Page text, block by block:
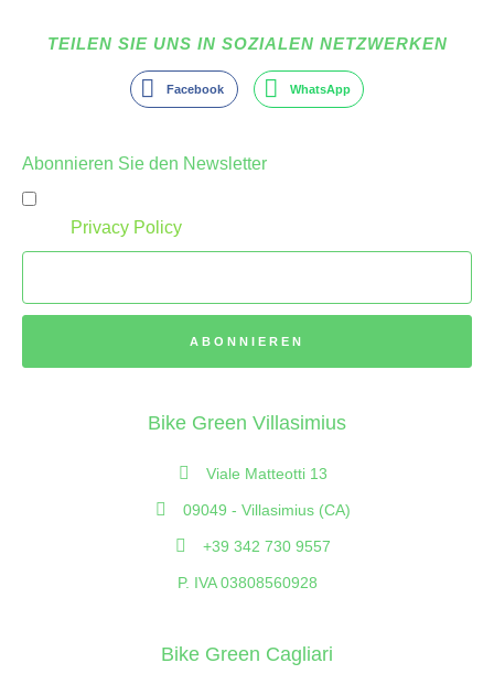
TEILEN SIE UNS IN SOZIALEN NETZWERKEN
Facebook WhatsApp
Abonnieren Sie den Newsletter
Privacy Policy
ABONNIEREN
Bike Green Villasimius
Viale Matteotti 13
09049 - Villasimius (CA)
+39 342 730 9557
P. IVA 03808560928
Bike Green Cagliari